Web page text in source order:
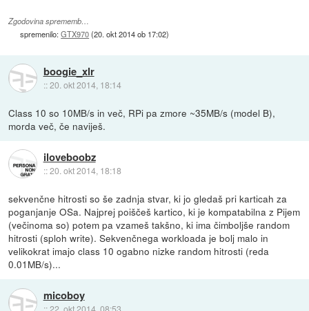
Zgodovina sprememb…
spremenilo:GTX970(20. okt 2014 ob 17:02)
boogie_xlr
::20. okt 2014, 18:14
Class 10 so 10MB/s in več, RPi pa zmore ~35MB/s (model B),
morda več, če naviješ.
iloveboobz
::20. okt 2014, 18:18
sekvenčne hitrosti so še zadnja stvar, ki jo gledaš pri karticah za
poganjanje OSa. Najprej poiščeš kartico, ki je kompatabilna z Pijem
(večinoma so) potem pa vzameš takšno, ki ima čimboljše random
hitrosti (sploh write). Sekvenčnega workloada je bolj malo in
velikokrat imajo class 10 ogabno nizke random hitrosti (reda
0.01MB/s)...
micoboy